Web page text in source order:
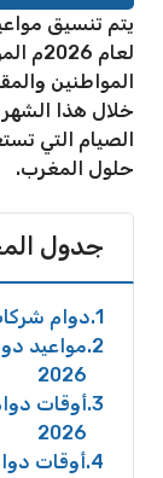
يتم تنسيق
المواطنين
خلال هذا الشهر
الصيام التي
حلول المغرب.
جدول
1 دوام شركات
2 مواعيد
2026
3 أوقات
2026
4 أوقات